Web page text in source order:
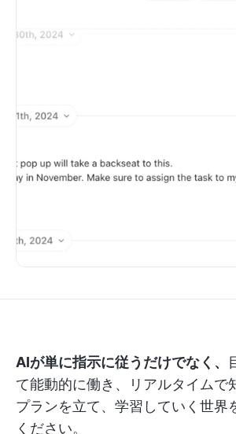
AIが単に指示に従うだけでなく、
て能動的に働き、リアルタイムで
プランを立て、学習していく世界
ください。